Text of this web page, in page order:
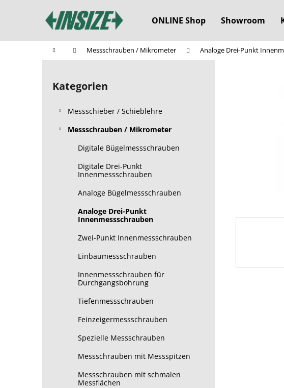
ONLINE Shop Showroom
StartseiteMessschrauben / Mikrometer Analoge Drei-Punkt
S
Kategorien
überspringen
Kategorien
Messschieber / Schieblehre
Messschrauben / Mikrometer
Digitale Bügelmessschrauben
Digitale Drei-Punkt
Innenmessschrauben
Analoge Bügelmessschrauben
Analoge Drei-Punkt
Innenmessschrauben
Zwei-Punkt Innenmessschrauben
Einbaumessschrauben
Innenmessschrauben für
Durchgangsbohrung
Tiefenmessschrauben
Feinzeigermessschrauben
Spezielle Messschrauben
Messschrauben mit Messspitzen
Messschrauben mit schmalen
Messflächen
e
Zurück
zum
Zurück
zum
Was